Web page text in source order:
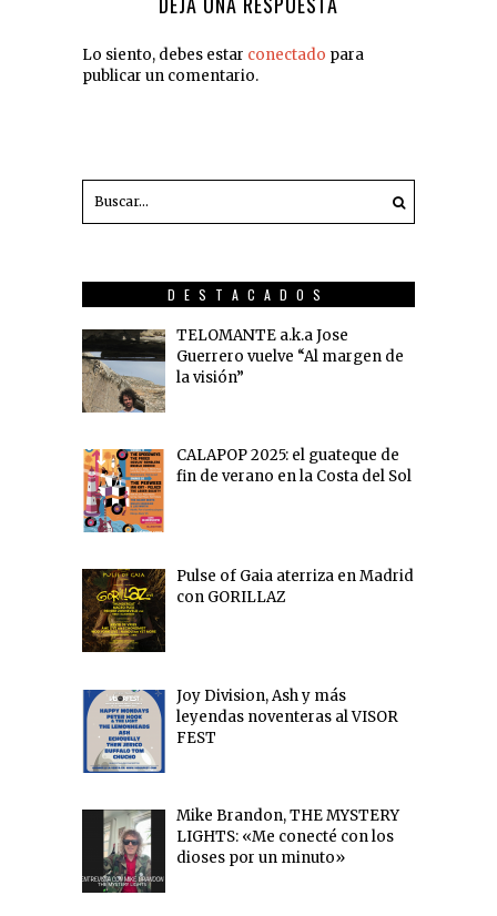
Lo siento, debes estar conectado para
publicar un comentario.
DESTACADOS
TELOMANTE a.k.a Jose
Guerrero vuelve “Al margen de
la visión”
CALAPOP 2025: el guateque de
fin de verano en la Costa del Sol
Pulse of Gaia aterriza en Madrid
con GORILLAZ
Joy Division, Ash y más
leyendas noventeras al VISOR
FEST
Mike Brandon, THE MYSTERY
LIGHTS: «Me conecté con los
dioses por un minuto»